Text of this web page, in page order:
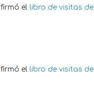
firmó el libro de visitas de
firmó el libro de visitas de